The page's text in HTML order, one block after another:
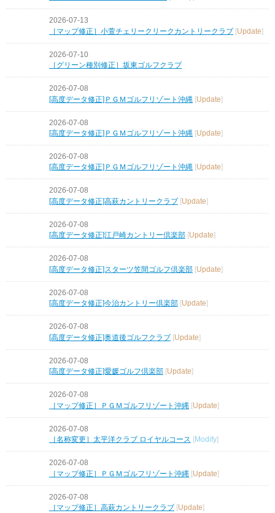
2026-07-13
［マップ修正］小萱チェリークリークカントリークラブ [Update]
2026-07-10
［グリーン種別修正］坂東ゴルフクラブ
2026-07-08
[高度データ修正]ＰＧＭゴルフリゾート沖縄 [Update]
2026-07-08
[高度データ修正]ＰＧＭゴルフリゾート沖縄 [Update]
2026-07-08
[高度データ修正]ＰＧＭゴルフリゾート沖縄 Update
2026-07-08
[高度データ修正]高萩カントリークラブ [Update]
2026-07-08
[高度データ修正]江戸崎カントリー倶楽部 Update
2026-07-08
[高度データ修正]スターツ笠間ゴルフ倶楽部 [Update]
2026-07-08
[高度データ修正]今治カントリー倶楽部 Update
2026-07-08
[高度データ修正]奥道後ゴルフクラブ [Update]
2026-07-08
[高度データ修正]愛媛ゴルフ倶楽部 Update
2026-07-08
［マップ修正］ＰＧＭゴルフリゾート沖縄 [Update]
2026-07-08
［名称変更］太平洋クラブ ロイヤルコース [Modify]
2026-07-08
［マップ修正］ＰＧＭゴルフリゾート沖縄 [Update]
2026-07-08
［マップ修正］高萩カントリークラブ [Update]